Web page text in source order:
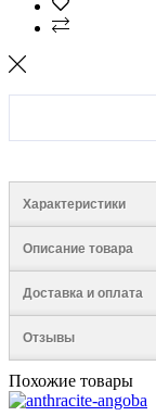
Характеристики
Описание товара
Доставка и оплата
Отзывы
Похожие товары